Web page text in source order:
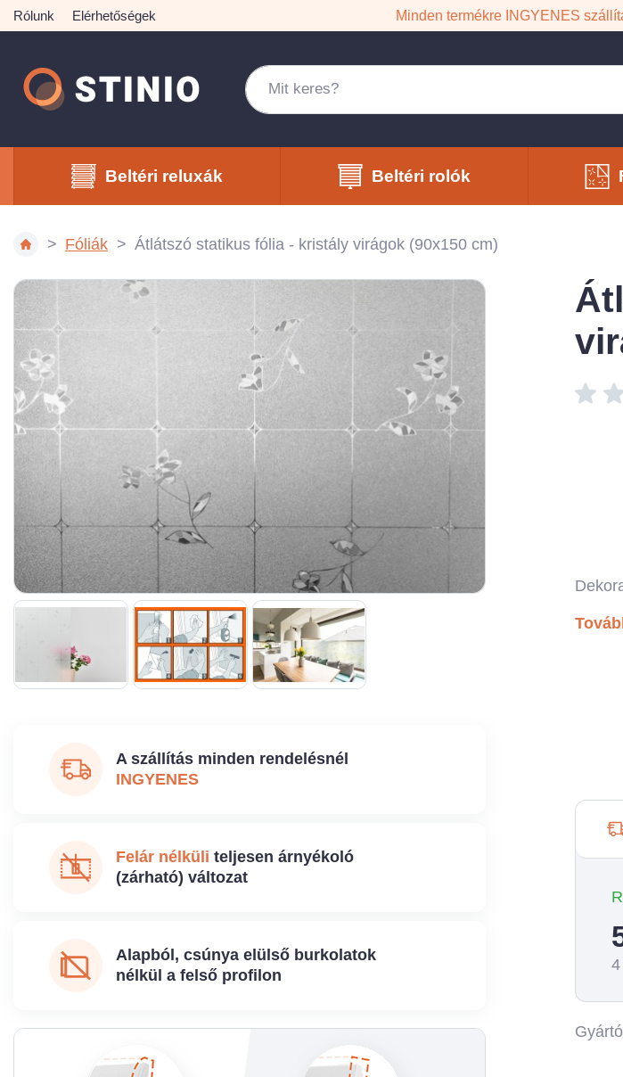
Rólunk Elérhetőségek Minden termékre INGYENES
Beltéri reluxák Beltéri rolók
Fóliák Átlátszó statikus fólia - kristály virágok (90x150 cm)
A szállítás minden rendelésnél
INGYENES
Felár nélküli teljesen árnyékoló
(zárható) változat
Alapból, csúnya elülső burkolatok
nélkül a felső profilon